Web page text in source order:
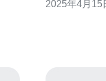
户可以自由配置和
2025年4月15